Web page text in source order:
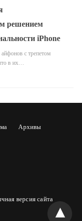
решением
iPhone
с трепетом
в их…
Архивы
версия сайта